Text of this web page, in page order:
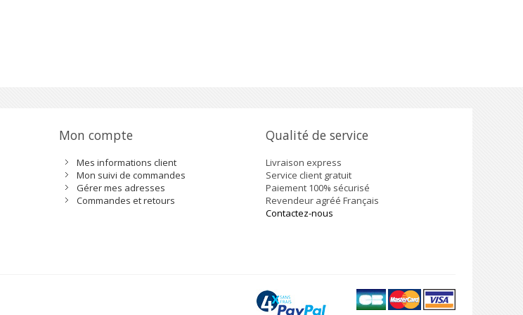
Mon compte
Mes informations client
Mon suivi de commandes
Gérer mes adresses
Commandes et retours
Qualité de service
Livraison express
Service client gratuit
Paiement 100% sécurisé
Revendeur agréé Français
Contactez-nous